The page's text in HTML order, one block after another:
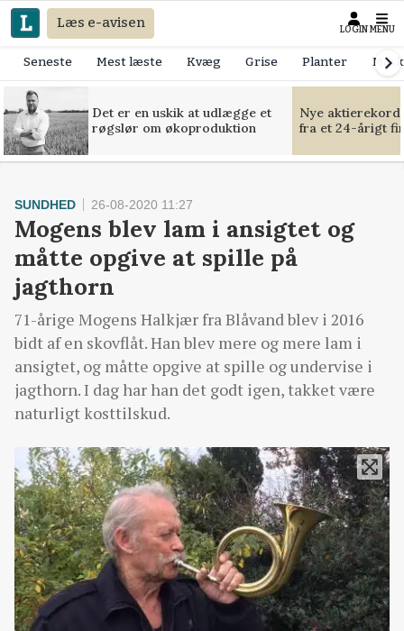
Læs e-avisen LOGIN MENU
Seneste Mest læste Kvæg Grise Planter
Det er en uskik at udlægge et
røgslør om økoproduktion
Nye
fra et 24-årigt
SUNDHED 26-08-2020 11:27
Mogens blev lam i ansigtet og
måtte opgive at spille på
jagthorn
71-årige Mogens Halkjær fra Blåvand blev i 2016
bidt af en skovflåt. Han blev mere og mere lam i
ansigtet, og måtte opgive at spille og undervise i
jagthorn. I dag har han det godt igen, takket være
naturligt kosttilskud.